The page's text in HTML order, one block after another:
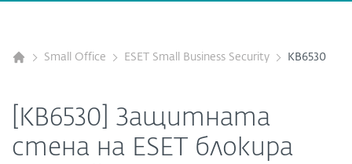
Small Office ESET Small Business Security KB6530
[KB6530] Защитната
стена на ESET блокира